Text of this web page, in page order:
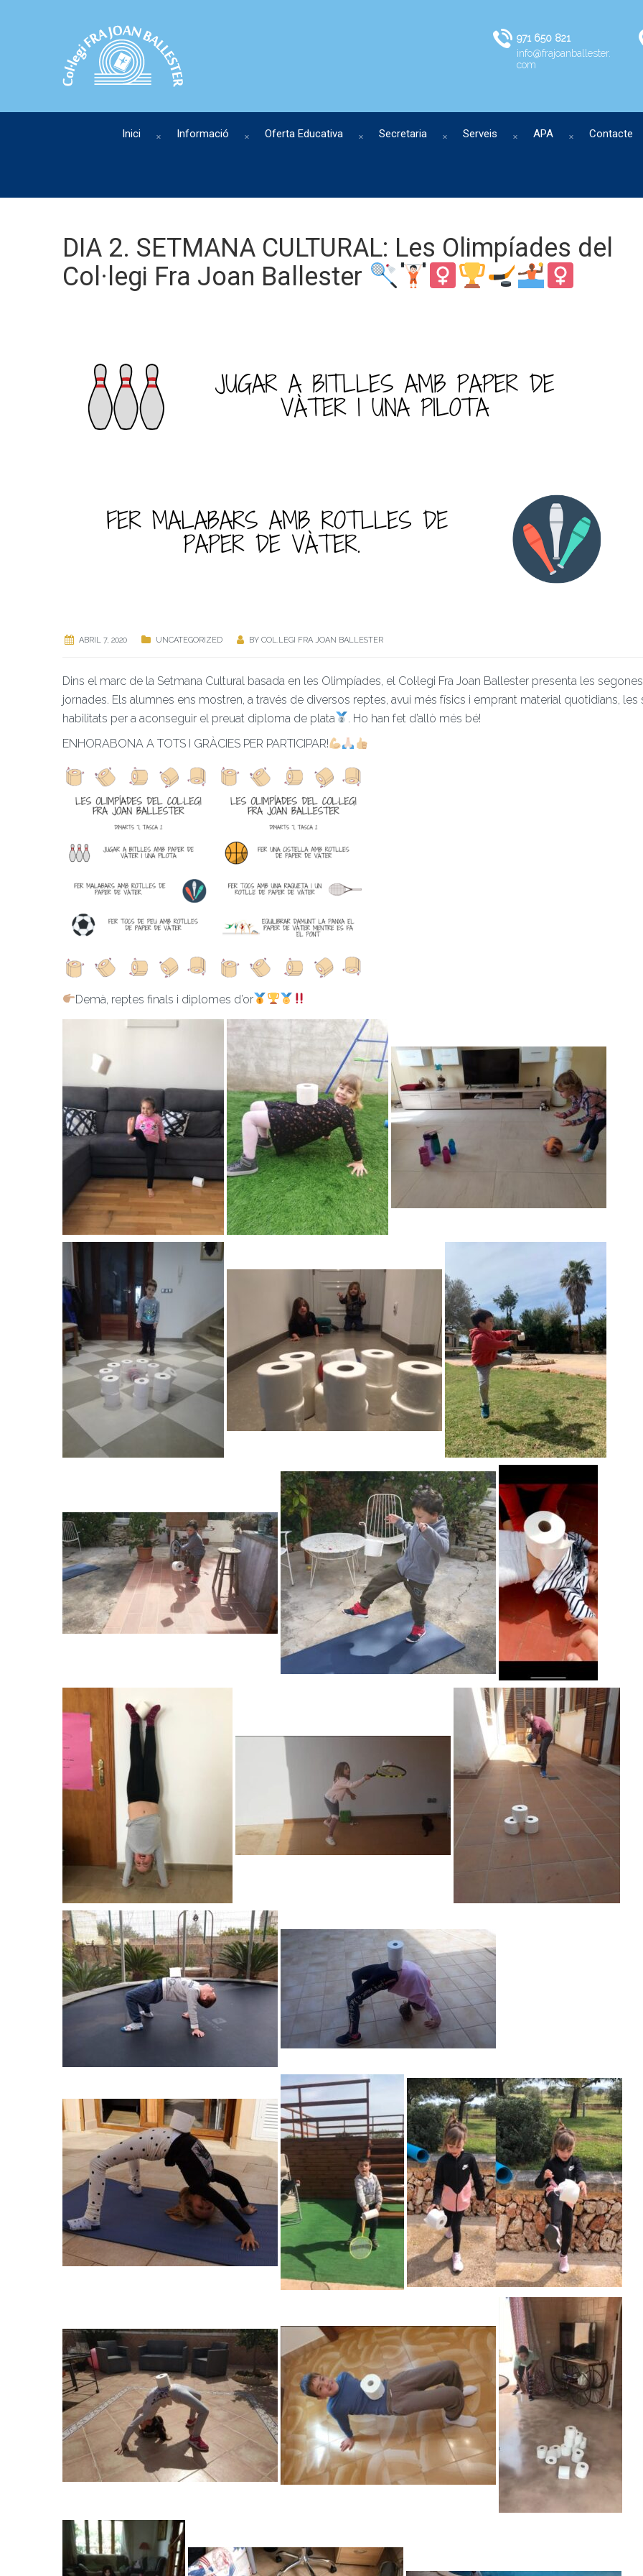
971 650 821
info@frajoanballester.
com
Inici Informació Oferta Educativa Secretaria Serveis APA Contacte
DIA 2. SETMANA CULTURAL: Les Olimpíades del
Col·legi Fra Joan Ballester
ABRIL 7, 2020 UNCATEGORIZED BY COL.LEGI FRA JOAN BALLESTER
Dins el marc de la Setmana Cultural basada en les Olimpíades, el Col·legi Fra Joan Ballester presenta les segones
jornades. Els alumnes ens mostren, a través de diversos reptes, avui més físics i emprant material quotidians, les
habilitats per a aconseguir el preuat diploma de plata
. Ho han fet d’allò més bé!
ENHORABONA A TOTS I GRÀCIES PER PARTICIPAR!
Demà, reptes finals i diplomes d’or